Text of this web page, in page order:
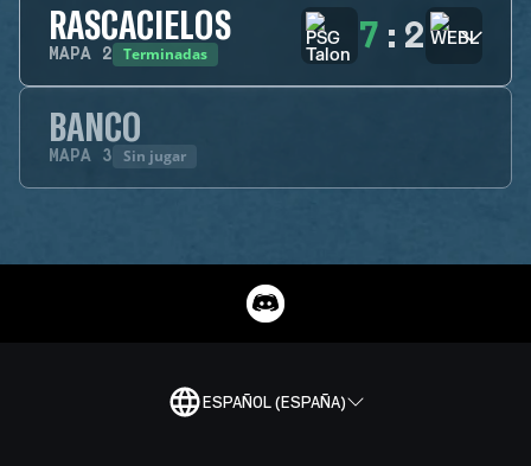
RASCACIELOS
MAPA 2 Terminadas 7 : 2
BANCO
MAPA 3 Sin jugar
ESPAÑOL (ESPAÑA)